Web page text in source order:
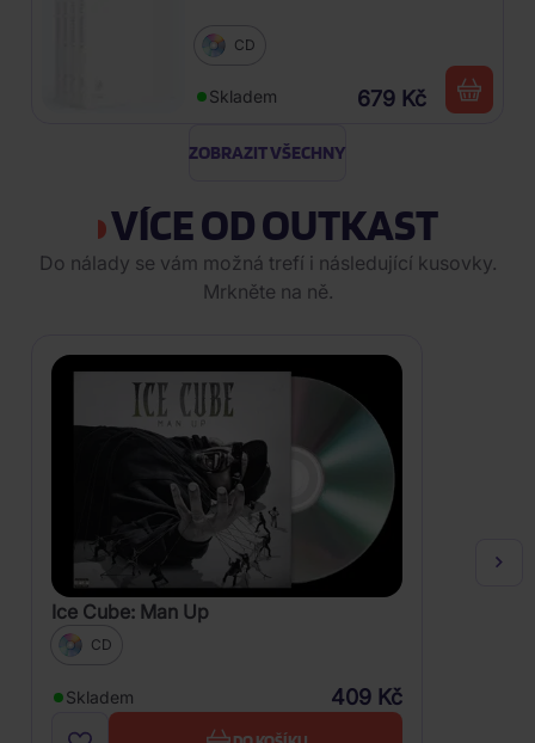
CD
Skladem 679 Kč
ZOBRAZIT VŠECHNY
VÍCE OD OUTKAST
Do nálady se vám možná trefí i následující kusovky.
Mrkněte na ně.
Ice Cube: Man Up
CD
Skladem 409 Kč